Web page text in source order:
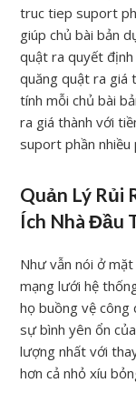
truc tiep suport
giúp chủ bài bản
quật ra quyết
quăng quật ra giá
tính mỗi chủ bài
ra giá thành với
suport phần
Quản Lý Rủi
Ích Nhà Đầu
Như vẫn nói ở
mạng lưới hệ
họ buồng vệ công
sự bình yên ổn
lượng nhất với
hơn cả nhỏ xíu